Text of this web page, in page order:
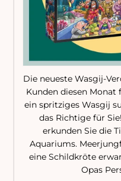
Die neueste Wasgij-
Kunden diesen
ein spritziges Wasgij
das Richtige für
erkunden Sie die
Aquariums.
eine Schildkröte
Opas